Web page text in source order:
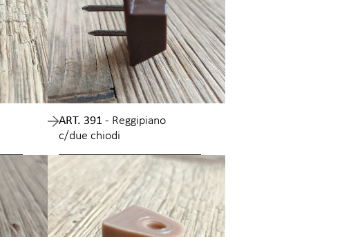
ART. 391 - Reggipiano
c/due chiodi